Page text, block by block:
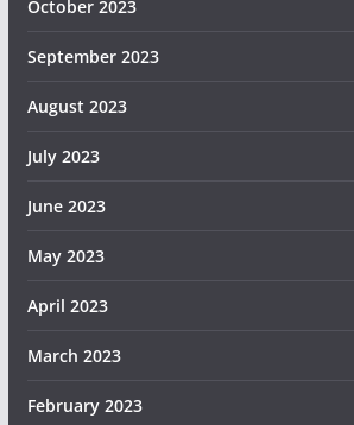
October 2023
September 2023
August 2023
July 2023
June 2023
May 2023
April 2023
March 2023
February 2023